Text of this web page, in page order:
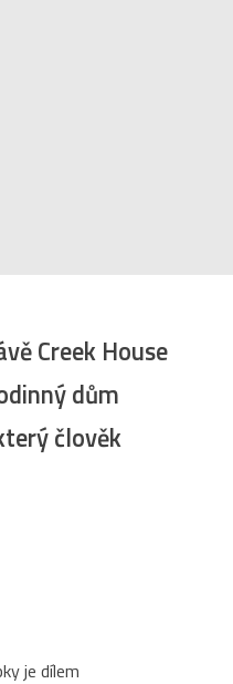
Creek House
dům
člověk
je dílem